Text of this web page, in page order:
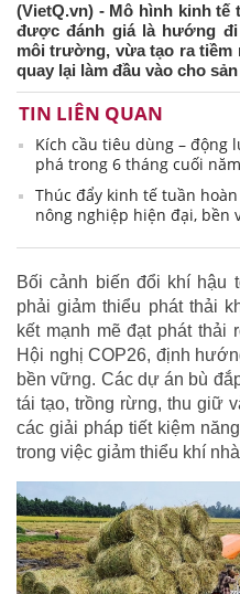
(VietQ.vn) - Mô hình kinh
được đánh giá là hướng
môi trường, vừa tạo ra tiềm
quay lại làm đầu vào cho
TIN LIÊN QUAN
Kích cầu tiêu dùng –
phá trong 6 tháng cuối năm
Thúc đẩy kinh tế tuần
nông nghiệp hiện đại, bền
Bối cảnh biến đổi khí hậu
phải giảm thiểu phát thải
kết mạnh mẽ đạt phát thải
Hội nghị COP26, định
bền vững. Các dự án bù
tái tạo, trồng rừng, thu giữ
các giải pháp tiết kiệm
trong việc giảm thiểu khí